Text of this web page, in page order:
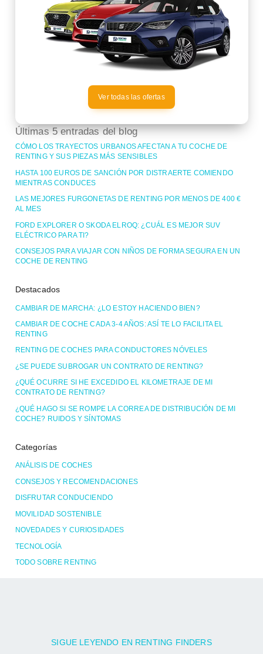
Ver todas las ofertas
Últimas 5 entradas del blog
CÓMO LOS TRAYECTOS URBANOS AFECTAN A TU COCHE DE
RENTING Y SUS PIEZAS MÁS SENSIBLES
HASTA 100 EUROS DE SANCIÓN POR DISTRAERTE COMIENDO
MIENTRAS CONDUCES
LAS MEJORES FURGONETAS DE RENTING POR MENOS DE 400 €
AL MES
FORD EXPLORER O SKODA ELROQ: ¿CUÁL ES MEJOR SUV
ELÉCTRICO PARA TI?
CONSEJOS PARA VIAJAR CON NIÑOS DE FORMA SEGURA EN UN
COCHE DE RENTING
Destacados
CAMBIAR DE MARCHA: ¿LO ESTOY HACIENDO BIEN?
CAMBIAR DE COCHE CADA 3-4 AÑOS: ASÍ TE LO FACILITA EL
RENTING
RENTING DE COCHES PARA CONDUCTORES NÓVELES
¿SE PUEDE SUBROGAR UN CONTRATO DE RENTING?
¿QUÉ OCURRE SI HE EXCEDIDO EL KILOMETRAJE DE MI
CONTRATO DE RENTING?
¿QUÉ HAGO SI SE ROMPE LA CORREA DE DISTRIBUCIÓN DE MI
COCHE? RUIDOS Y SÍNTOMAS
Categorías
ANÁLISIS DE COCHES
CONSEJOS Y RECOMENDACIONES
DISFRUTAR CONDUCIENDO
MOVILIDAD SOSTENIBLE
NOVEDADES Y CURIOSIDADES
TECNOLOGÍA
TODO SOBRE RENTING
SIGUE LEYENDO EN RENTING FINDERS